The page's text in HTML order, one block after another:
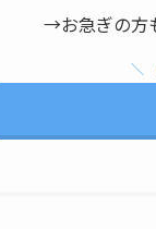
→お急ぎの方